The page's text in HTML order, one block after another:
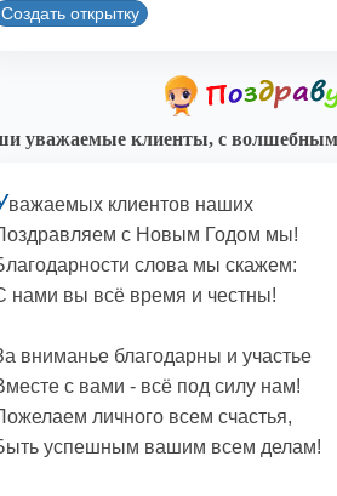
Создать открытку
уважаемые клиенты, с
важаемых клиентов наших
с Новым Годом мы!
слова мы скажем:
нами вы всё время и честны!
вниманье благодарны и участье
с вами - всё под силу нам!
личного всем счастья,
успешным вашим всем делам!